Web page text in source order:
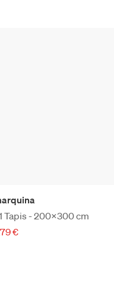
Tapis - 200x300 cm
€